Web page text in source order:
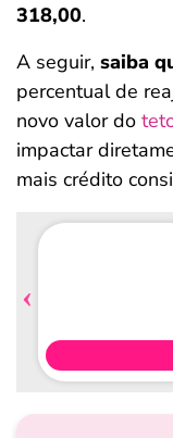
318,00.
A seguir, saiba
percentual de
novo valor do
impactar
mais crédito